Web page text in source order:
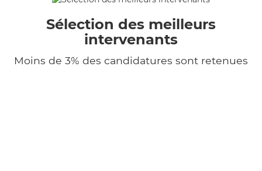
Sélection des meilleurs
intervenants
Moins de 3% des candidatures sont retenues